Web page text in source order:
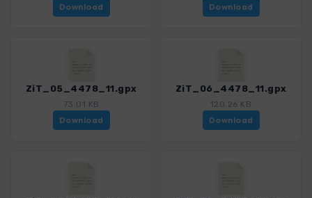
Download
Download
ZiT_05_4478_11.gpx
73.01 KB
Download
ZiT_06_4478_11.gpx
120.26 KB
Download